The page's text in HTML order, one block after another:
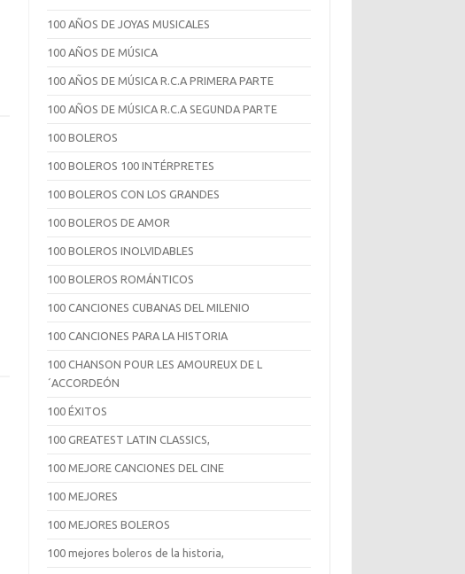
100 AÑOS DE JOYAS MUSICALES
100 AÑOS DE MÚSICA
100 AÑOS DE MÚSICA R.C.A PRIMERA PARTE
100 AÑOS DE MÚSICA R.C.A SEGUNDA PARTE
100 BOLEROS
100 BOLEROS 100 INTÉRPRETES
100 BOLEROS CON LOS GRANDES
100 BOLEROS DE AMOR
100 BOLEROS INOLVIDABLES
100 BOLEROS ROMÁNTICOS
100 CANCIONES CUBANAS DEL MILENIO
100 CANCIONES PARA LA HISTORIA
100 CHANSON POUR LES AMOUREUX DE L
´ACCORDEÓN
100 ÉXITOS
100 GREATEST LATIN CLASSICS,
100 MEJORE CANCIONES DEL CINE
100 MEJORES
100 MEJORES BOLEROS
100 mejores boleros de la historia,